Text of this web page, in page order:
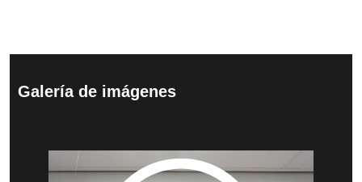
Galería de imágenes